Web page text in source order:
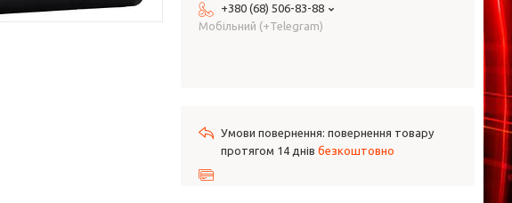
+380 (68) 506-83-88
Мобільний (+Telegram)
повернення товару
протягом 14 днів безкоштовно